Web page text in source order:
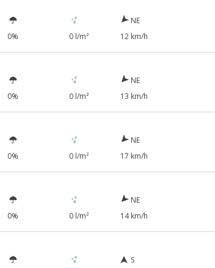
0% 0 l/m²
NE
12 km/h
0% 0 l/m²
NE
13 km/h
0% 0 l/m²
NE
17 km/h
0% 0 l/m²
NE
14 km/h
S